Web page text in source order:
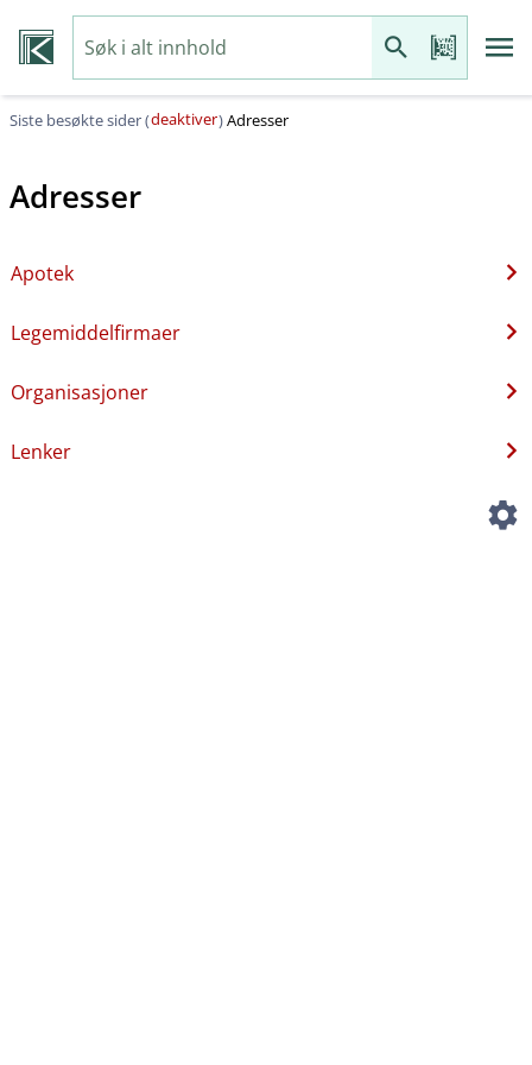
Siste besøkte sider (deaktiver)Adresser
Adresser
Apotek
Legemiddelfirmaer
Organisasjoner
Lenker